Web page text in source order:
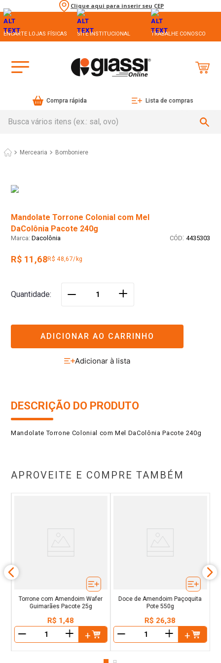
Clique aqui para inserir seu CEP
ENCARTE LOJAS FÍSICAS SITE INSTITUCIONAL TRABALHE CONOSCO
Compra rápida Lista de compras
Mercearia Bomboniere
Mandolate Torrone Colonial com Mel
DaColônia Pacote 240g
Dacolônia : 4435303
R$ 11,68R$ 48,67/kg
Quantidade ＋
ADICIONAR AO CARRINHO
DESCRIÇÃO DO PRODUTO
Mandolate Torrone Colonial com Mel DaColônia Pacote 240g
APROVEITE E COMPRE TAMBÉM
Torrone com Amendoim Wafer
Guimarães Pacote 25g
R$ 1,48
＋
Doce de Amendoim Paçoquita
Pote 550g
R$ 26,38
＋